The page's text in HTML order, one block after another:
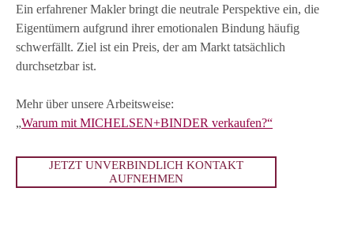
Ein erfahrener Makler bringt die neutrale Perspektive ein, die
Eigentümern aufgrund ihrer emotionalen Bindung häufig
schwerfällt. Ziel ist ein Preis, der am Markt tatsächlich
durchsetzbar ist.
Mehr über unsere Arbeitsweise:
„Warum mit MICHELSEN+BINDER verkaufen?“
JETZT UNVERBINDLICH KONTAKT
AUFNEHMEN